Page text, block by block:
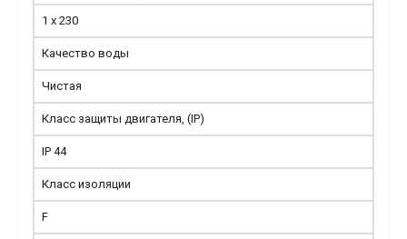
1 x 230
Качество воды
Чистая
Класс защиты двигателя, (IP)
IP 44
Класс изоляции
F